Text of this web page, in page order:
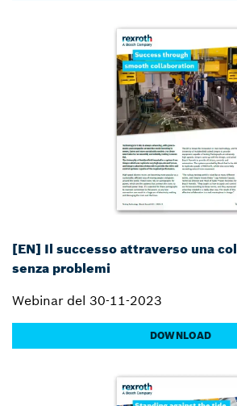
[EN] Il successo attraverso una
senza problemi
Webinar del 30-11-2023
DOWNLOAD